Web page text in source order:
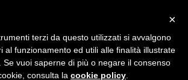
×
terzi da questo utilizzati si avvalgono
al funzionamento ed utili alle finalità illustrate
Se vuoi saperne di più o negare il consenso
consulta la cookie policy